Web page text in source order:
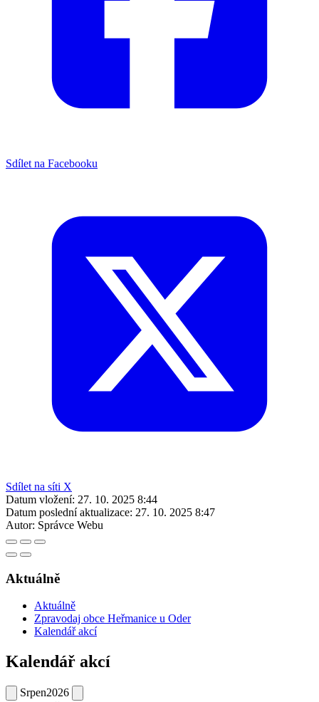
Sdílet na Facebooku
Sdílet na síti X
Datum vložení: 27. 10. 2025 8:44
Datum poslední aktualizace: 27. 10. 2025 8:47
Autor: Správce Webu
Aktuálně
Aktuálně
Zpravodaj obce Heřmanice u Oder
Kalendář akcí
Kalendář akcí
Srpen2026